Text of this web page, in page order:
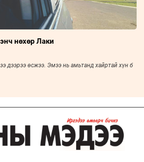
нөхөр Лаки
дээрээ өсжээ. Эмээ нь амьтанд хайртай хүн б